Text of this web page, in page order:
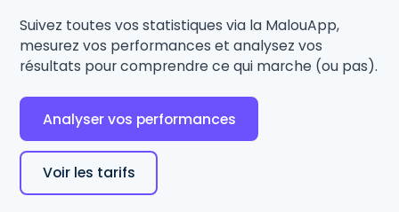
Suivez toutes vos statistiques via la MalouApp,
mesurez vos performances et analysez vos
résultats pour comprendre ce qui marche (ou pas).
Analyser vos performances
Voir les tarifs